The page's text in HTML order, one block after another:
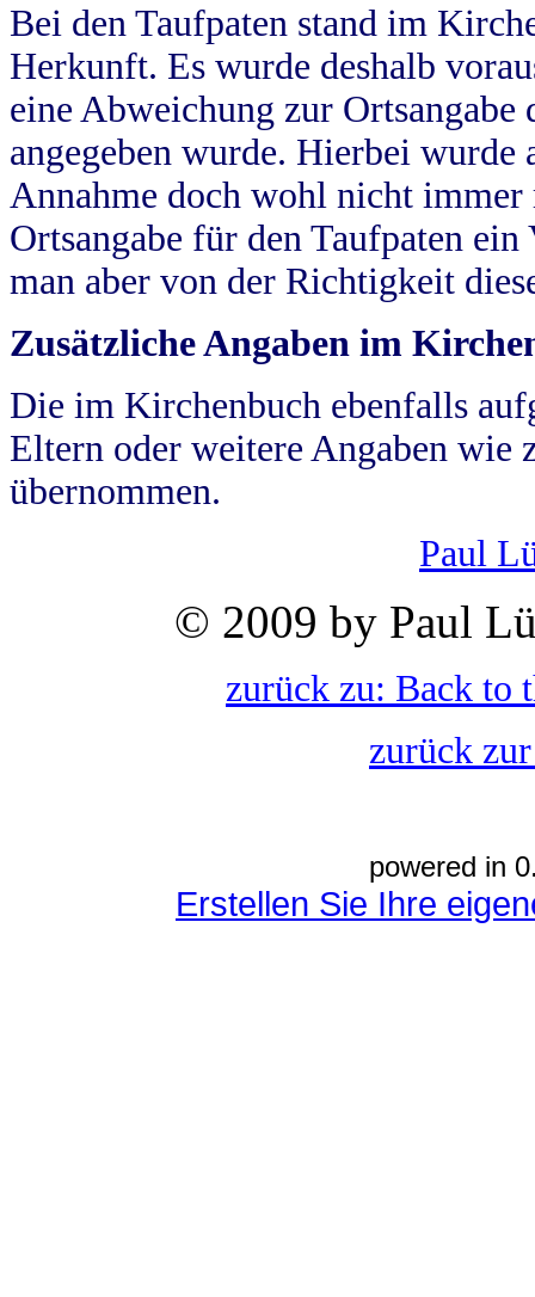
Bei den Taufpaten stand im
Herkunft. Es wurde deshalb
eine Abweichung zur
angegeben wurde. Hierbei wurde
Annahme doch wohl nicht
Ortsangabe für den Taufpaten
man aber von der Richtigkeit
Zusätzliche Angaben im
Die im Kirchenbuch ebenfalls
Eltern oder weitere Angaben wie
übernommen.
Paul
© 2009 by Paul
zurück zu: Back to
zurück
powered in
Erstellen Sie Ihre